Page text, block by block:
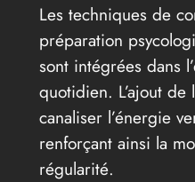
Les techniques de
préparation
sont intégrées dans
quotidien. L’ajout
canaliser l’énergie
renforçant ainsi la
régularité.